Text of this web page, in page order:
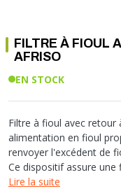
ROBINET
FLEXIBLE
ETANCHÉITÉ
FIXATION ET
RÉDUCTEUR DE
COMPTEUR ET
FILTRATION
LAMPE ET
PILES ET
BLOC DE SÉCURITÉ
SYSTÈMES DE
VMC ET
FILTRE À FIOUL
AFRISO
EN STOCK
Filtre à fioul avec retour
alimentation en fioul
renvoyer l'excédent de
Ce dispositif assure
performance optimale du
Lire la suite